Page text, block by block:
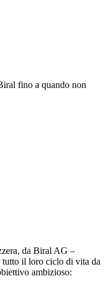
fino a quando non
da Biral AG –
tutto il loro ciclo di vita da
ambizioso: